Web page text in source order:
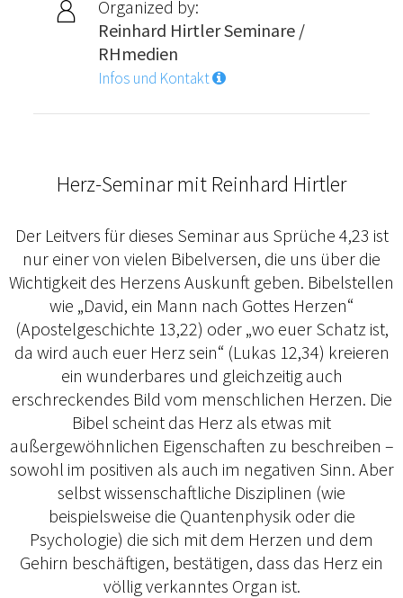
Organized by:
Reinhard Hirtler Seminare /
RHmedien
Infos und Kontakt
Herz-Seminar mit Reinhard Hirtler
Der Leitvers für dieses Seminar aus Sprüche 4,23 ist
nur einer von vielen Bibelversen, die uns über die
Wichtigkeit des Herzens Auskunft geben. Bibelstellen
wie „David, ein Mann nach Gottes Herzen“
(Apostelgeschichte 13,22) oder „wo euer Schatz ist,
da wird auch euer Herz sein“ (Lukas 12,34) kreieren
ein wunderbares und gleichzeitig auch
erschreckendes Bild vom menschlichen Herzen. Die
Bibel scheint das Herz als etwas mit
außergewöhnlichen Eigenschaften zu beschreiben –
sowohl im positiven als auch im negativen Sinn. Aber
selbst wissenschaftliche Disziplinen (wie
beispielsweise die Quantenphysik oder die
Psychologie) die sich mit dem Herzen und dem
Gehirn beschäftigen, bestätigen, dass das Herz ein
völlig verkanntes Organ ist.